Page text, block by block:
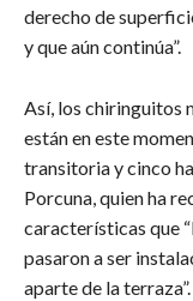
derecho de
y que aún continúa”.
Así, los chiringuitos
están en este
transitoria y cinco
Porcuna, quien ha
características que
pasaron a ser
aparte de la terraza”.